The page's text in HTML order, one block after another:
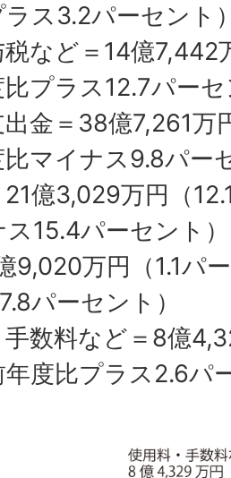
ラス3.2パーセント
など＝14億7,442
比プラス12.7パー
出金＝38億7,261万
比マイナス9.8パー
億3,029万円（
15.4パーセント）
9,020万円（1.1パ
パーセント）
手数料など＝8億
年度比プラス2.6パ